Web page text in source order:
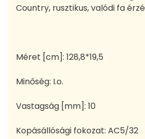
Country, rusztikus, valódi fa
Méret [cm]: 128,8*19,5
Minőség: I.o.
Vastagság [mm]: 10
Kopásállósági fokozat: AC5/32